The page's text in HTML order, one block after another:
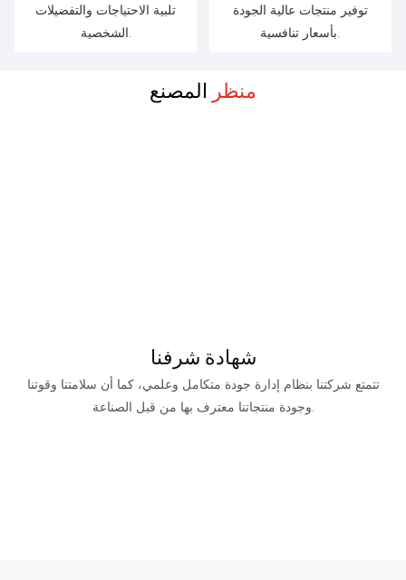
تلبية الاحتياجات والتفضيلات
الشخصية.
توفير منتجات عالية الجودة
بأسعار تنافسية.
منظر المصنع
شهادة شرفنا
تتمتع شركتنا بنظام إدارة جودة متكامل وعلمي، كما أن سلامتنا وقوتنا
وجودة منتجاتنا معترف بها من قبل الصناعة.